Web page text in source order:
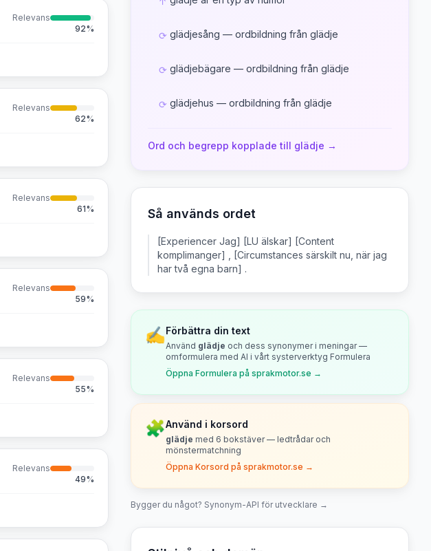
Relevans
92%
Relevans
62%
Relevans
61%
Relevans
59%
Relevans
55%
Relevans
49%
⟳ glädjesång — ordbildning från glädje
⟳ glädjebägare — ordbildning från glädje
⟳ glädjehus — ordbildning från glädje
Ord och begrepp kopplade till glädje →
Så används ordet
[Experiencer Jag] [LU älskar] [Content
komplimanger] , [Circumstances särskilt nu, när jag
har två egna barn] .
✍️Förbättra din text
Använd glädje och dess synonymer i meningar —
omformulera med AI i vårt systerverktyg Formulera
Öppna Formulera på sprakmotor.se →
🧩Använd i korsord
glädje med 6 bokstäver — ledtrådar och
mönstermatchning
Öppna Korsord på sprakmotor.se →
Bygger du något? Synonym-API för utvecklare →